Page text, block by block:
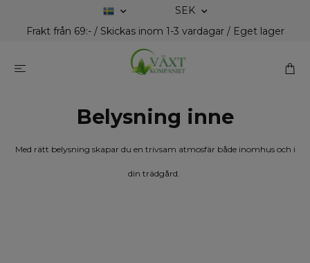
SEK
Frakt från 69:- / Skickas inom 1-3 vardagar / Eget lager
Belysning inne
Med rätt belysning skapar du en trivsam atmosfär både inomhus och i
din trädgård.